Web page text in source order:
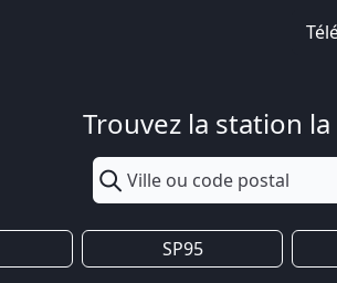
Trouvez la station
SP95